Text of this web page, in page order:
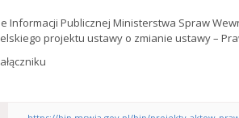
Informacji Publicznej Ministerstwa Spraw
projektu ustawy o zmianie ustawy –